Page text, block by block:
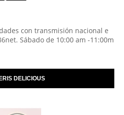
con transmisión nacional e
Sábado de 10:00 am -11:00m
DELICIOUS